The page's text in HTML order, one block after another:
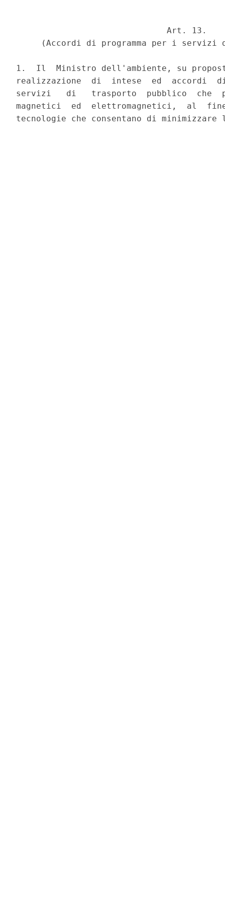
                              Art. 13.
(Accordi di programma per i servizi
1.  Il  Ministro dell'ambiente, su
realizzazione  di  intese  ed  accordi  di
servizi   di   trasporto  pubblico  che
magnetici  ed  elettromagnetici,  al